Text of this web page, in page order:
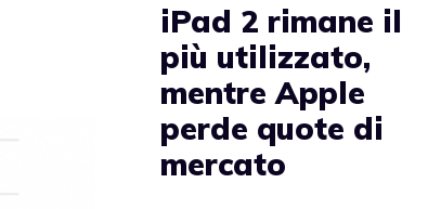
iPad 2 rimane il
più utilizzato,
mentre Apple
perde quote di
mercato